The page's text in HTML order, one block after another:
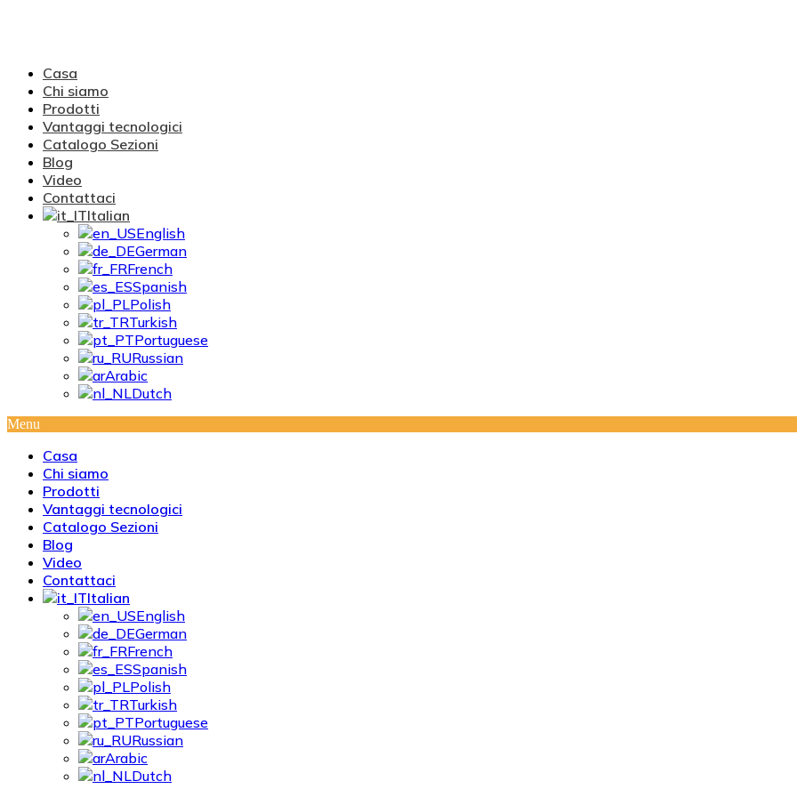
Casa
Chi siamo
Prodotti
Vantaggi tecnologici
Catalogo Sezioni
Blog
Video
Contattaci
Italian
English
German
French
Spanish
Polish
Turkish
Portuguese
Russian
Arabic
Dutch
Menu
Casa
Chi siamo
Prodotti
Vantaggi tecnologici
Catalogo Sezioni
Blog
Video
Contattaci
Italian
English
German
French
Spanish
Polish
Turkish
Portuguese
Russian
Arabic
Dutch